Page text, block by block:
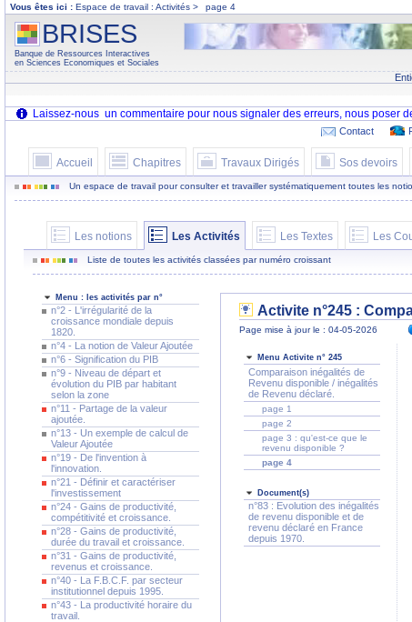
Vous êtes ici : Espace de travail : Activités > page 4
BRISES
Banque de Ressources Interactives
en Sciences Economiques et Sociales
Contact
Accueil Chapitres Travaux Dirigés Sos devoirs
Un espace de travail pour consulter et travailler systématiquement toutes les
Les notions Les Activités Les Textes Les
Liste de toutes les activités classées par numéro croissant
Menu : les activités par n°
n°2 - L'irrégularité de la
croissance mondiale depuis
1820.
n°4 - La notion de Valeur Ajoutée
n°6 - Signification du PIB
n°9 - Niveau de départ et
évolution du PIB par habitant
selon la zone
n°11 - Partage de la valeur
ajoutée.
n°13 - Un exemple de calcul de
Valeur Ajoutée
n°19 - De l'invention à
l'innovation.
n°21 - Définir et caractériser
l'investissement
n°24 - Gains de productivité,
compétitivité et croissance.
n°28 - Gains de productivité,
durée du travail et croissance.
n°31 - Gains de productivité,
revenus et croissance.
n°40 - La F.B.C.F. par secteur
institutionnel depuis 1995.
n°43 - La productivité horaire du
travail.
Activite n°245 :
Page mise à jour le : 04-05-2026
Menu Activite n° 245
Comparaison inégalités de
Revenu disponible / inégalités
de Revenu déclaré.
page 1
page 2
page 3 : qu'est-ce que le
revenu disponible ?
page 4
Document(s)
n°83 : Evolution des inégalités
de revenu disponible et de
revenu déclaré en France
depuis 1970.